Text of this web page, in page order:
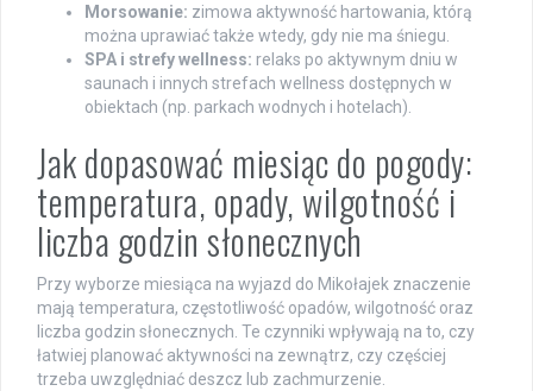
Morsowanie: zimowa aktywność hartowania, którą
można uprawiać także wtedy, gdy nie ma śniegu.
SPA i strefy wellness: relaks po aktywnym dniu w
saunach i innych strefach wellness dostępnych w
obiektach (np. parkach wodnych i hotelach).
Jak dopasować miesiąc do pogody:
temperatura, opady, wilgotność i
liczba godzin słonecznych
Przy wyborze miesiąca na wyjazd do Mikołajek znaczenie
mają temperatura, częstotliwość opadów, wilgotność oraz
liczba godzin słonecznych. Te czynniki wpływają na to, czy
łatwiej planować aktywności na zewnątrz, czy częściej
trzeba uwzględniać deszcz lub zachmurzenie.